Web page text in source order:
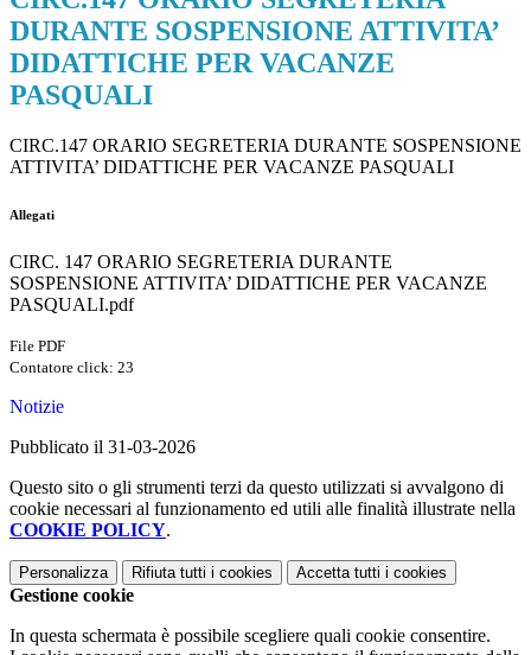
DURANTE SOSPENSIONE ATTIVITA’
DIDATTICHE PER VACANZE
PASQUALI
CIRC.147 ORARIO SEGRETERIA DURANTE SOSPENSIONE
ATTIVITA’ DIDATTICHE PER VACANZE PASQUALI
Allegati
CIRC. 147 ORARIO SEGRETERIA DURANTE
SOSPENSIONE ATTIVITA’ DIDATTICHE PER VACANZE
PASQUALI.pdf
File PDF
Contatore click: 23
Notizie
Pubblicato il 31-03-2026
Questo sito o gli strumenti terzi da questo utilizzati si avvalgono di
cookie necessari al funzionamento ed utili alle finalità illustrate nella
COOKIE POLICY.
Personalizza Rifiuta tutti i cookies Accetta tutti i cookies
Gestione cookie
In questa schermata è possibile scegliere quali cookie consentire.